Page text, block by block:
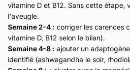
vitamine D et B12. Sans cette étape,
l'aveugle.
Semaine 2-4 : corriger les carences
vitamine D, B12 selon le bilan).
Semaine 4-8 : ajouter un
identifié (ashwagandha le soir,